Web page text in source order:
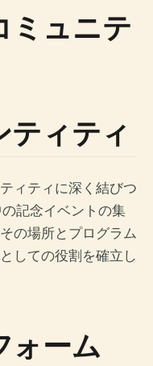
ミュニテ
ティティ
ィティに深く結びつ
記念イベントの集
の場所とプログラム
しての役割を確立し
ォーム